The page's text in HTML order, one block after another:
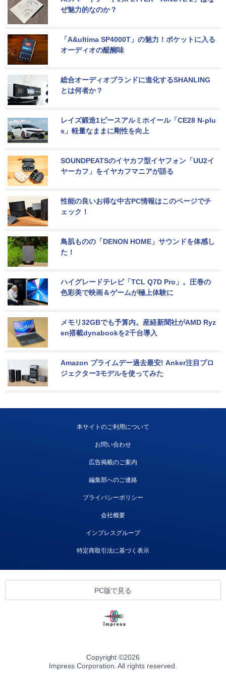
ぜ魅力的なのか？
「A&ultima SP4000T」の魅力！ポケットに入る
オーディオの醍醐味
総合オーディオブランドに進化するSHANLING
とは何者か？
レイズ鍛造1ピースアルミホイール「CE28 N-plu
s」軽量なままに剛性を向上
SOUNDPEATSのイヤカフ型イヤフォン「UU2イ
ヤーカフ」をイヤカフマニアが語る
性能の良いお得な中古PC情報はこのページでチ
ェック！
鳥肌ものの「DENON HOME」サウンドを体感し
た！
ハイグレードテレビ「TCL Q7D Pro」。圧巻の
色彩美で映画＆ゲームが極上体験に
メモリ32GBでも予算内。産経新聞社がAMD Ryz
en搭載dynabookを2千台導入
Amazon プライムデー過去最安! Anker注目プロ
ジェクター3モデルを使ってみた
本サイトのご利用について
お問い合わせ
広告掲載のご案内
編集部へのご連絡
プライバシーポリシー
会社概要
インプレスグループ
特定商取引法に基づく表示
PC版で見る
Copyright ©2026
Impress Corporation. All rights reserved.